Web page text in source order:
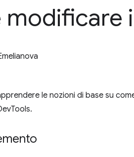
le nozioni di base su